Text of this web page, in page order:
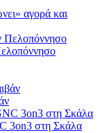
αγορά και
3on3 στη Σκάλα